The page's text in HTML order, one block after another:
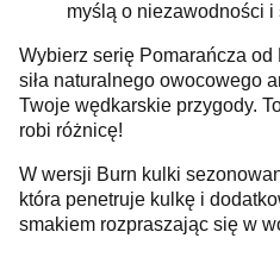
myślą o niezawodności i
Wybierz serię Pomarańcza
siła naturalnego owocowego
Twoje wędkarskie przygody.
robi różnicę!
W wersji Burn kulki
która penetruje kulkę i
smakiem rozpraszając się w